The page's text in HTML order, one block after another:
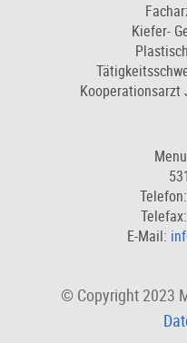
Kiefer-
Kooperationsarzt
Telefon:
E-Mail:
© Copyright 2023